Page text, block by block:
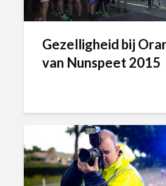
Gezelligheid bij
van Nunspeet 2015